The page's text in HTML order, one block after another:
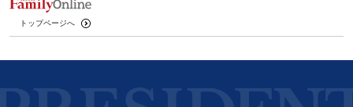
トップページへ